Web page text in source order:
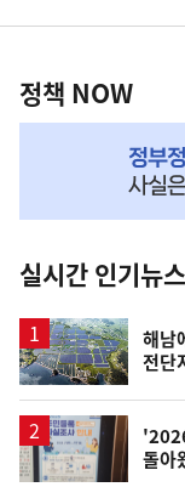
영
책
NOW,
뉴
스
정책 NOW
실시간 인기뉴스
해남
전단
돌아